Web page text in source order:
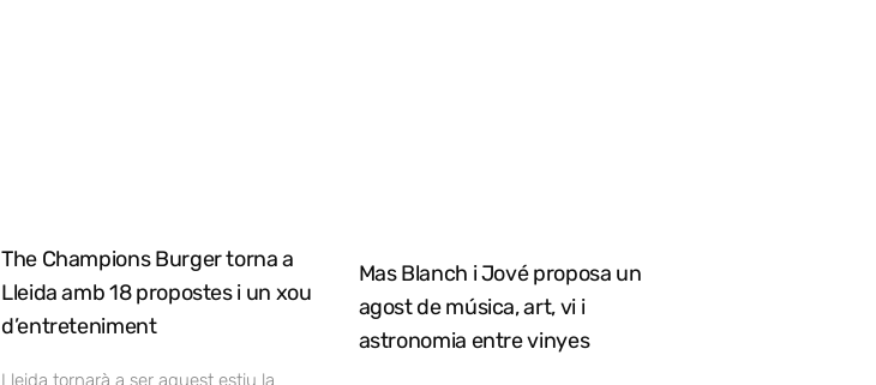
The Champions Burger torna a
Lleida amb 18 propostes i un xou
d’entreteniment
Mas Blanch i Jové proposa un
agost de música, art, vi i
astronomia entre vinyes